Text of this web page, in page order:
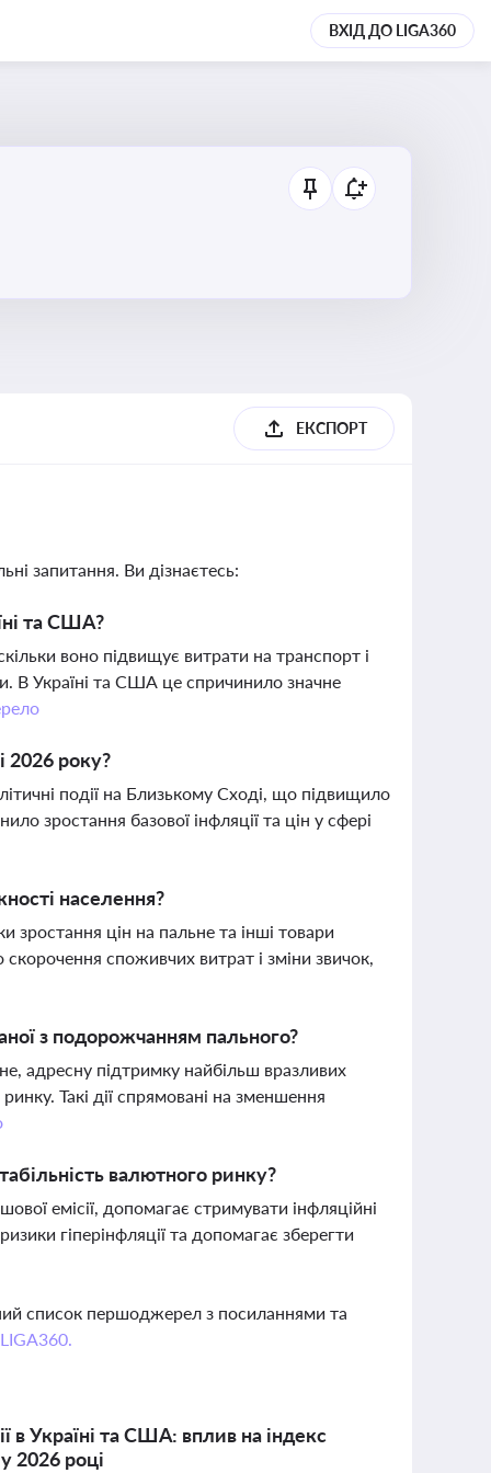
ВХІД ДО LIGA360
ЕКСПОРТ
запитання. Ви дізнаєтесь:
та США?
воно підвищує витрати на транспорт і
В Україні та США це спричинило значне
2026 року?
події на Близькому Сході, що підвищило
зростання базової інфляції та цін у сфері
населення?
зростання цін на пальне та інші товари
споживчих витрат і зміни звичок,
з подорожчанням пального?
адресну підтримку найбільш вразливих
Такі дії спрямовані на зменшення
валютного ринку?
емісії, допомагає стримувати інфляційні
гіперінфляції та допомагає зберегти
список першоджерел з посиланнями та
в Україні та США: вплив на індекс
2026 році